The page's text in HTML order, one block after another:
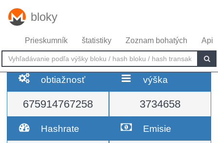
bloky
Prieskumník štatistiky Zoznam bohatých Api
obtiažnosť
675914767258
výška
3734658
Hashrate Emisie